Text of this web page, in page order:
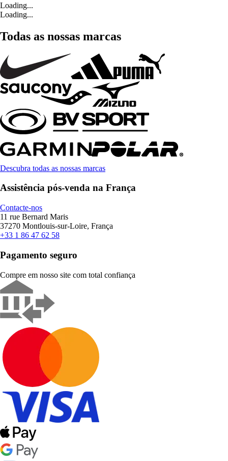
Loading...
Loading...
Todas as nossas marcas
Descubra todas as nossas marcas
Assistência pós-venda na França
Contacte-nos
11 rue Bernard Maris
37270 Montlouis-sur-Loire, França
+33 1 86 47 62 58
Pagamento seguro
Compre em nosso site com total confiança